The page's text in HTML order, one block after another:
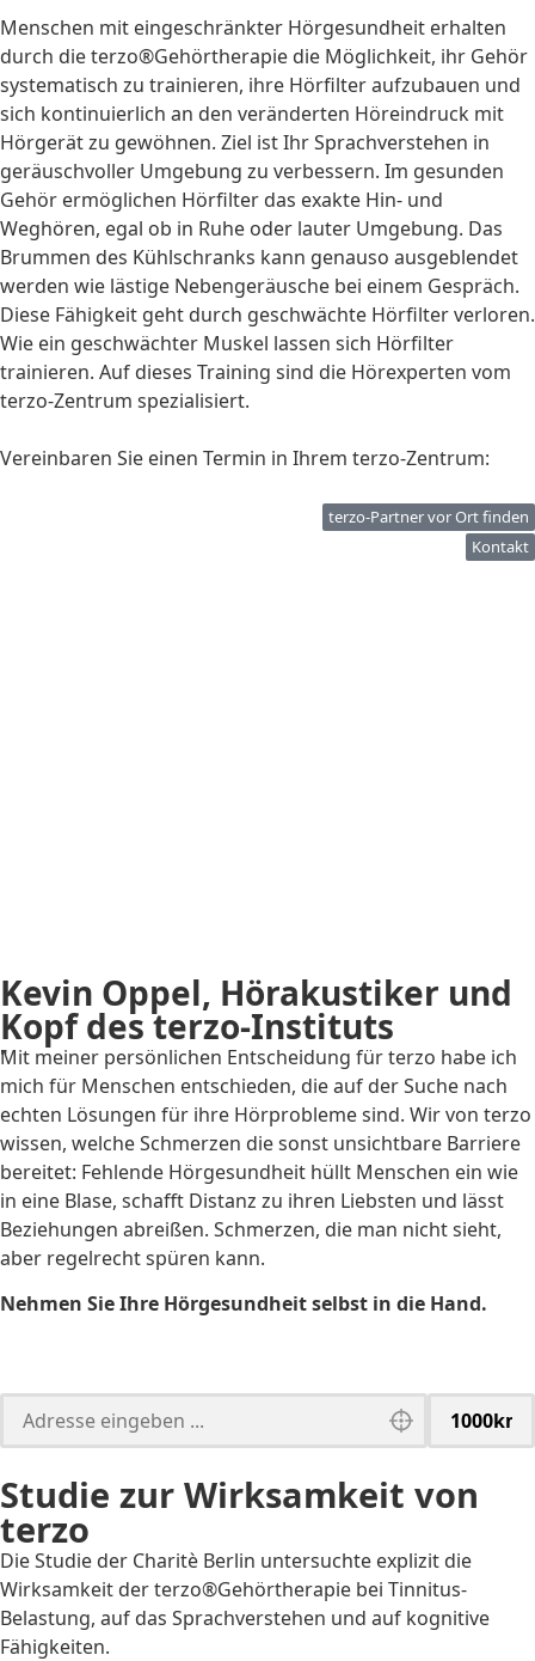
Menschen mit eingeschränkter Hörgesundheit erhalten
durch die terzo®Gehörtherapie die Möglichkeit, ihr Gehör
systematisch zu trainieren, ihre Hörfilter aufzubauen und
sich kontinuierlich an den veränderten Höreindruck mit
Hörgerät zu gewöhnen. Ziel ist Ihr Sprachverstehen in
geräuschvoller Umgebung zu verbessern. Im gesunden
Gehör ermöglichen Hörfilter das exakte Hin- und
Weghören, egal ob in Ruhe oder lauter Umgebung. Das
Brummen des Kühlschranks kann genauso ausgeblendet
werden wie lästige Nebengeräusche bei einem Gespräch.
Diese Fähigkeit geht durch geschwächte Hörfilter verloren.
Wie ein geschwächter Muskel lassen sich Hörfilter
trainieren. Auf dieses Training sind die Hörexperten vom
terzo-Zentrum spezialisiert.
Vereinbaren Sie einen Termin in Ihrem terzo-Zentrum:
terzo-Partner vor Ort finden
Kontakt
Kevin Oppel, Hörakustiker und
Kopf des terzo-Instituts
"
Mit meiner persönlichen Entscheidung für terzo habe ich
mich für Menschen entschieden, die auf der Suche nach
echten Lösungen für ihre Hörprobleme sind. Wir von terzo
wissen, welche Schmerzen die sonst unsichtbare Barriere
bereitet: Fehlende Hörgesundheit hüllt Menschen ein wie
in eine Blase, schafft Distanz zu ihren Liebsten und lässt
Beziehungen abreißen. Schmerzen, die man nicht sieht,
aber regelrecht spüren kann.
Nehmen Sie Ihre Hörgesundheit selbst in die Hand.
Studie zur Wirksamkeit von
terzo
Die Studie der Charitè Berlin untersuchte explizit die
Wirksamkeit der terzo®Gehörtherapie bei Tinnitus-
Belastung, auf das Sprachverstehen und auf kognitive
Fähigkeiten.